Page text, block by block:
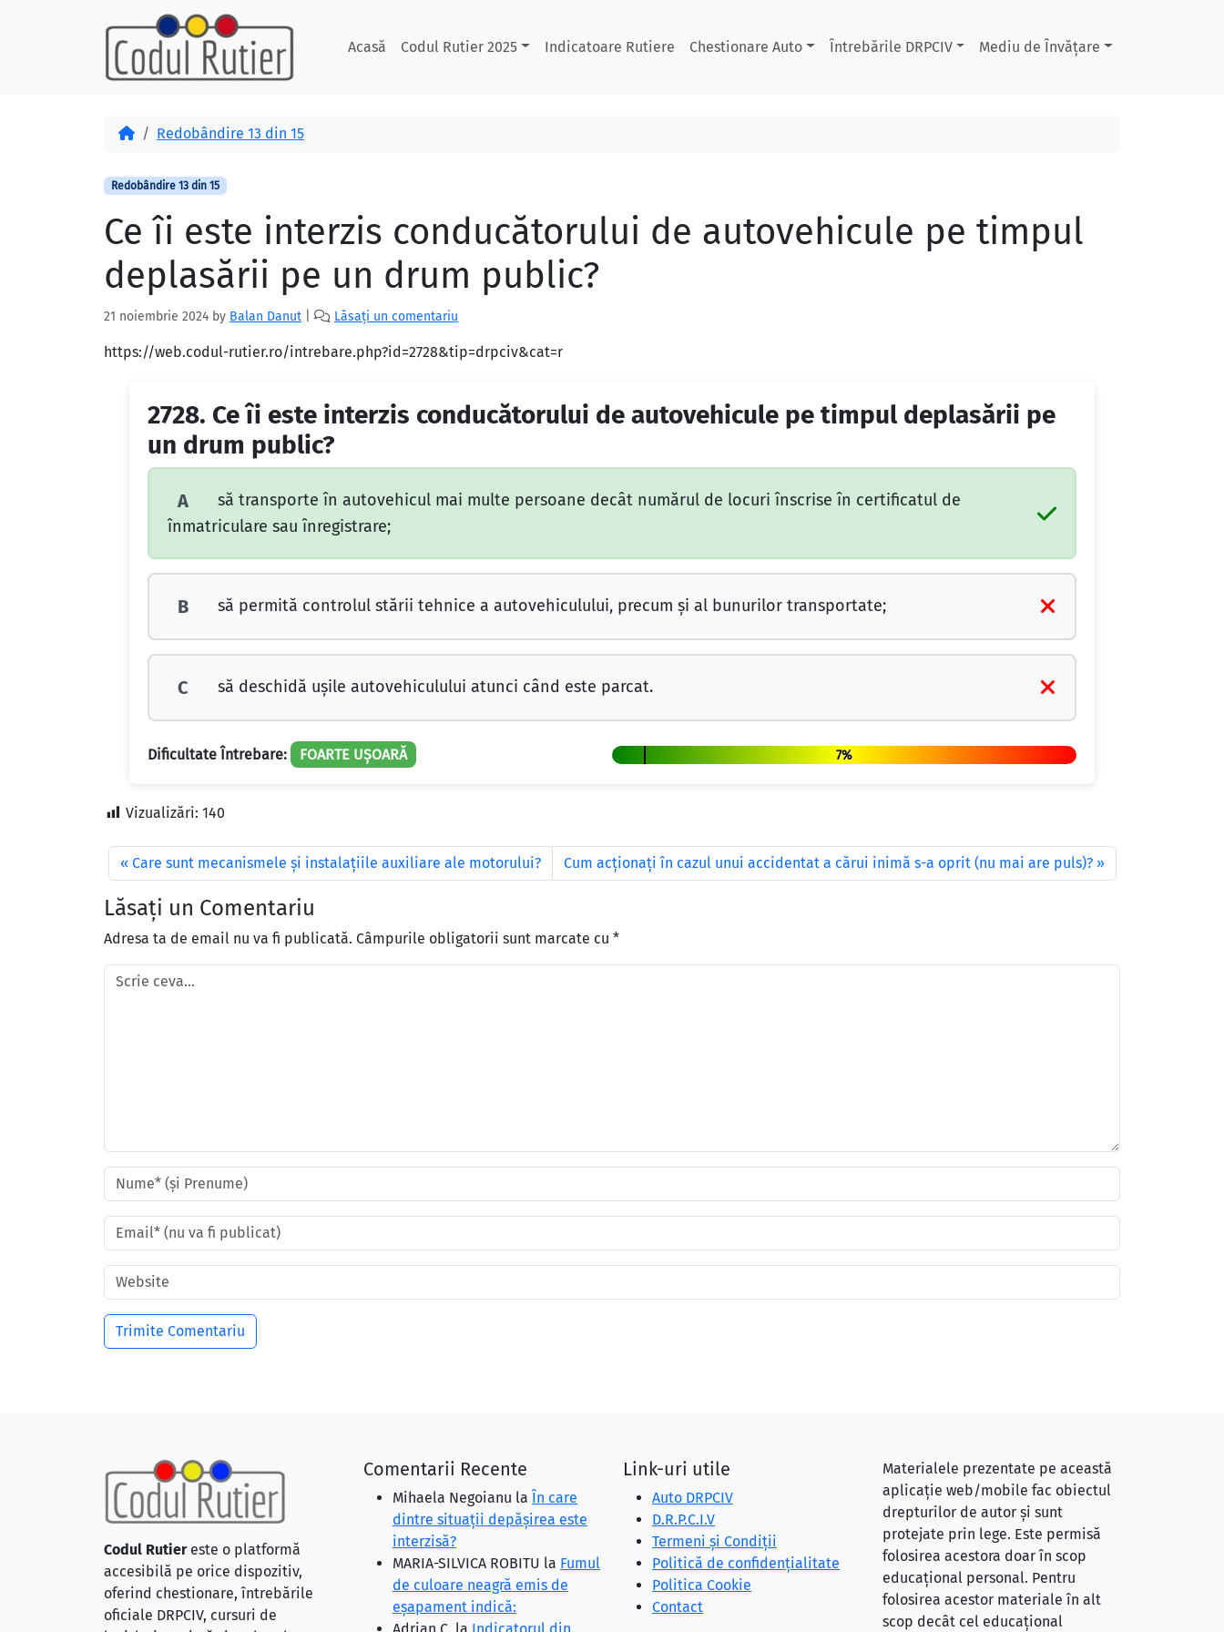
Acasă Codul Rutier 2025 Indicatoare Rutiere Chestionare Auto Întrebările DRPCIV Mediu de Învățare
AcasăRedobândire 13 din 15
Redobândire 13 din 15
Ce îi este interzis conducătorului de autovehicule pe timpul
deplasării pe un drum public?
21 noiembrie 2024 by Balan Danut Lăsați un comentariu
https://web.codul-rutier.ro/intrebare.php?id=2728&tip=drpciv&cat=r
2728. Ce îi este interzis conducătorului de autovehicule pe timpul deplasării pe
un drum public?
A
să transporte în autovehicul mai multe persoane decât numărul de locuri înscrise în certificatul de
înmatriculare sau înregistrare;
B să permită controlul stării tehnice a autovehiculului, precum şi al bunurilor transportate;
C să deschidă uşile autovehiculului atunci când este parcat.
Dificultate Întrebare: FOARTE UȘOARĂ 7%
Vizualizări: 140
Care sunt mecanismele și instalațiile auxiliare ale motorului? Cum acţionaţi în cazul unui accidentat a cărui inimă s-a oprit (nu mai are puls)?
Lăsați un Comentariu
Adresa ta de email nu va fi publicată. Câmpurile obligatorii sunt marcate cu *
Codul Rutiereste o platformă
accesibilă pe orice dispozitiv,
oferind chestionare, întrebările
oficiale DRPCIV, cursuri de
Comentarii Recente
Mihaela Negoianu la În care
dintre situaţii depăşirea este
interzisă?
MARIA-SILVICA ROBITU la Fumul
de culoare neagră emis de
eşapament indică:
Link-uri utile
Auto DRPCIV
D.R.P.C.I.V
Termeni și Condiții
Politică de confidențialitate
Politica Cookie
Contact
Materialele prezentate pe această
aplicație web/mobile fac obiectul
drepturilor de autor și sunt
protejate prin lege. Este permisă
folosirea acestora doar în scop
educațional personal. Pentru
folosirea acestor materiale în alt
scop decât cel educațional